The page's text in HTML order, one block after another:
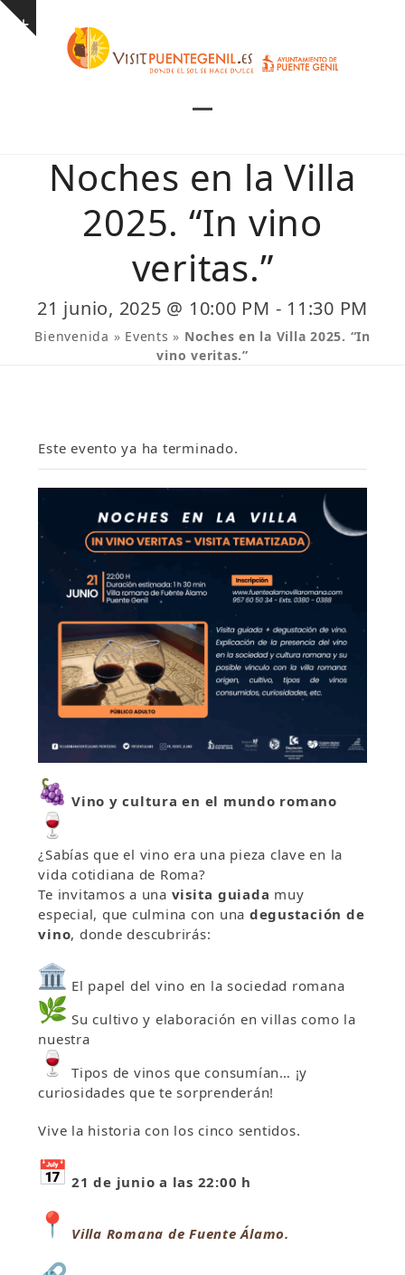
Skip
Show
mobile
menu
mobile
menu
Noches en la Villa
2025. “In vino
veritas.”
21 junio, 2025 @ 10:00 PM - 11:30 PM
Bienvenida » Events » Noches en la Villa 2025. “In
vino veritas.”
Este evento ya ha terminado.
Vino y cultura en el mundo romano
¿Sabías que el vino era una pieza clave en la
vida cotidiana de Roma?
Te invitamos a una visita guiada muy
especial, que culmina con una degustación de
vino, donde descubrirás:
El papel del vino en la sociedad romana
Su cultivo y elaboración en villas como la
nuestra
Tipos de vinos que consumían… ¡y
curiosidades que te sorprenderán!
Vive la historia con los cinco sentidos.
21 de junio a las 22:00 h
Villa Romana de Fuente Álamo.